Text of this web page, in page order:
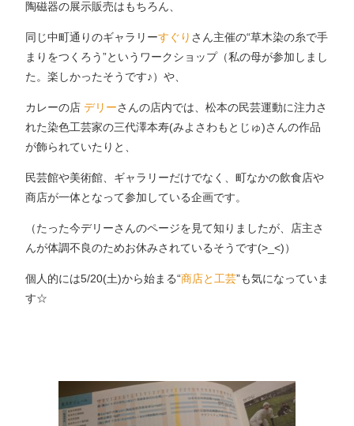
陶磁器の展示販売はもちろん、
同じ中町通りのギャラリーすぐり さん主催の“草木染の糸で手
まりをつくろう”というワークショップ（私の母が参加しまし
た。楽しかったそうです♪）や、
カレーの店 デリーさんの店内では、松本の民芸運動に注力さ
れた染色工芸家の三代澤本寿(みよさわもとじゅ)さんの作品
が飾られていたりと、
民芸館や美術館、ギャラリーだけでなく、町なかの飲食店や
商店が一体となって参加している企画です。
（たった今デリーさんのページを見て知りましたが、店主さ
んが体調不良のためお休みされているそうです(>_<)）
個人的には5/20(土)から始まる“商店と工芸”も気になっていま
す☆